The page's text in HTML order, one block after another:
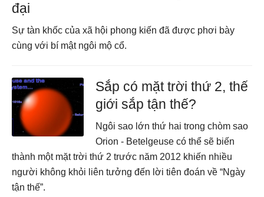
đại
Sự tàn khốc của xã hội phong kiến đã được phơi bày
cùng với bí mật ngôi mộ cổ.
Sắp có mặt trời thứ 2, thế
giới sắp tận thế?
Ngôi sao lớn thứ hai trong chòm sao
Orion - Betelgeuse có thể sẽ biến
thành một mặt trời thứ 2 trước năm 2012 khiến nhiều
người không khỏi liên tưởng đến lời tiên đoán về “Ngày
tận thế”.